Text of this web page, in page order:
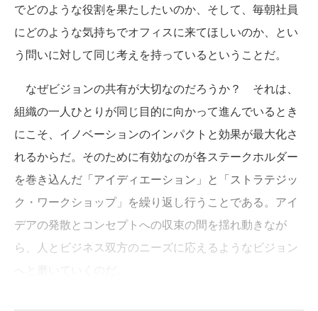
でどのような役割を果たしたいのか、そして、毎朝社員
にどのような気持ちでオフィスに来てほしいのか、とい
う問いに対して同じ考えを持っているということだ。
なぜビジョンの共有が大切なのだろうか？ それは、
組織の一人ひとりが同じ目的に向かって進んでいるとき
にこそ、イノベーションのインパクトと効果が最大化さ
れるからだ。そのために有効なのが各ステークホルダー
を巻き込んだ「アイディエーション」と「ストラテジッ
ク・ワークショップ」を繰り返し行うことである。アイ
デアの発散とコンセプトへの収束の間を揺れ動きなが
ら、人とビジネス双方のニーズに応えるようなビジョン